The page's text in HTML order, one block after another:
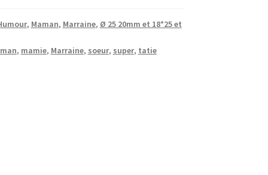
, Maman, Marraine, Ø 25 20mm et 18*25 et
, mamie, Marraine, soeur, super, tatie